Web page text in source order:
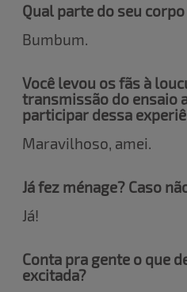
Qual parte do seu
Bumbum.
Você levou os fãs à
transmissão do ensaio
participar dessa
Maravilhoso, amei.
Já fez ménage? Caso
Já!
Conta pra gente o que
excitada?